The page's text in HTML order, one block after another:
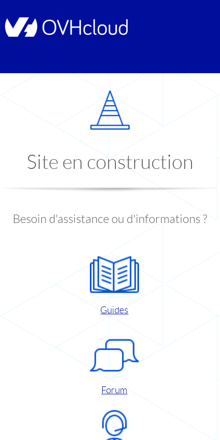
Site en construction
Besoin d'assistance ou d'informations ?
Guides
Forum